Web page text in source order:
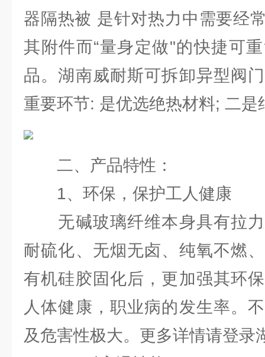
器隔热被 是针对热力中需要经
其附件而“量身定做"的快捷可
品。湖南威耐斯可拆卸异型阀
重要环节: 是优选绝热材料; 二是
二、产品特性：
1、环保，保护工人健康
无碱玻璃纤维本身具有拉力
耐硫化、无烟无卤、纯氧不燃
有机硅胶固化后，更加强其环
人体健康，职业病的发生率。
及危害性极大。更多详情请登录